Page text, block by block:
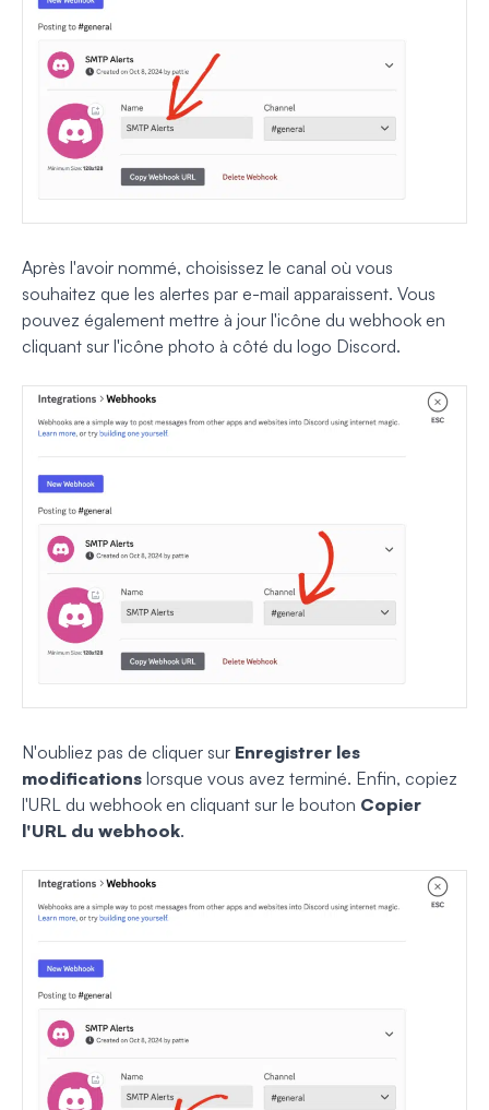
Après l'avoir nommé, choisissez le canal où vous
souhaitez que les alertes par e-mail apparaissent. Vous
pouvez également mettre à jour l'icône du webhook en
cliquant sur l'icône photo à côté du logo Discord.
N'oubliez pas de cliquer sur Enregistrer les
modifications lorsque vous avez terminé. Enfin, copiez
l'URL du webhook en cliquant sur le bouton Copier
l'URL du webhook.